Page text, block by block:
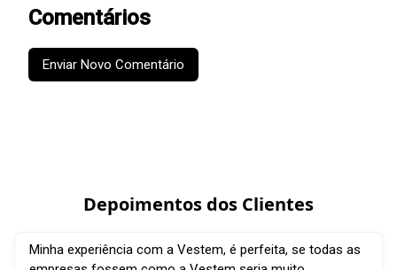
Comentários
Enviar Novo Comentário
Depoimentos dos Clientes
Minha experiência com a Vestem, é perfeita, se todas as